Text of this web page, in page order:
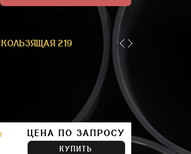
219 ППУ ОПОРА
ЦЕНА ПО ЗАПРОСУ
КУПИТЬ